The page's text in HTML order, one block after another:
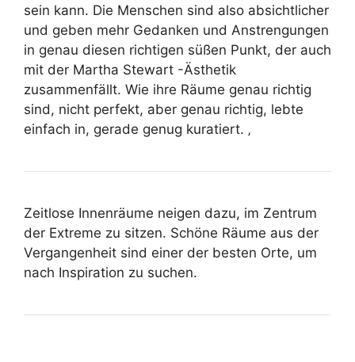
sein kann. Die Menschen sind also absichtlicher
und geben mehr Gedanken und Anstrengungen
in genau diesen richtigen süßen Punkt, der auch
mit der Martha Stewart -Ästhetik
zusammenfällt. Wie ihre Räume genau richtig
sind, nicht perfekt, aber genau richtig, lebte
einfach in, gerade genug kuratiert. ‚
Zeitlose Innenräume neigen dazu, im Zentrum
der Extreme zu sitzen. Schöne Räume aus der
Vergangenheit sind einer der besten Orte, um
nach Inspiration zu suchen.